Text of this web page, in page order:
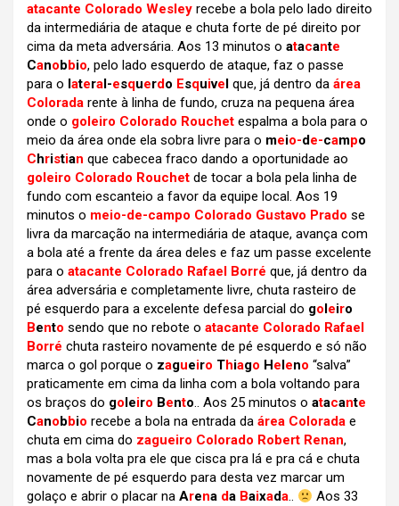
atacante Colorado Wesley recebe a bola pelo lado direito
da intermediária de ataque e chuta forte de pé direito por
cima da meta adversária. Aos 13 minutos o atacante
Canobbio, pelo lado esquerdo de ataque, faz o passe
para o lateral-esquerdo Esquivel que, já dentro da área
Colorada rente à linha de fundo, cruza na pequena área
onde o goleiro Colorado Rouchet espalma a bola para o
meio da área onde ela sobra livre para o meio-de-campo
Christian que cabecea fraco dando a oportunidade ao
goleiro Colorado Rouchet de tocar a bola pela linha de
fundo com escanteio a favor da equipe local. Aos 19
minutos o meio-de-campo Colorado Gustavo Prado se
livra da marcação na intermediária de ataque, avança com
a bola até a frente da área deles e faz um passe excelente
para o atacante Colorado Rafael Borré que, já dentro da
área adversária e completamente livre, chuta rasteiro de
pé esquerdo para a excelente defesa parcial do goleiro
Bento sendo que no rebote o atacante Colorado Rafael
Borré chuta rasteiro novamente de pé esquerdo e só não
marca o gol porque o zagueiro Thiago Heleno “salva”
praticamente em cima da linha com a bola voltando para
os braços do goleiro Bento.. Aos 25 minutos o atacante
Canobbio recebe a bola na entrada da área Colorada e
chuta em cima do zagueiro Colorado Robert Renan,
mas a bola volta pra ele que cisca pra lá e pra cá e chuta
novamente de pé esquerdo para desta vez marcar um
golaço e abrir o placar na Arena da Baixada..
Aos 33